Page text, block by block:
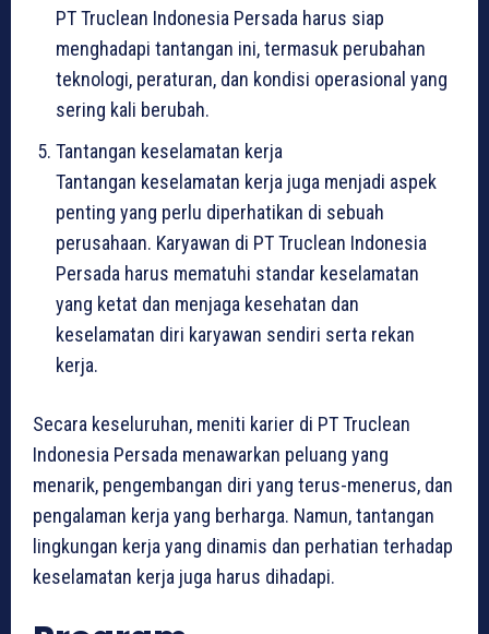
PT Truclean Indonesia Persada harus siap
menghadapi tantangan ini, termasuk perubahan
teknologi, peraturan, dan kondisi operasional yang
sering kali berubah.
Tantangan keselamatan kerja
Tantangan keselamatan kerja juga menjadi aspek
penting yang perlu diperhatikan di sebuah
perusahaan. Karyawan di PT Truclean Indonesia
Persada harus mematuhi standar keselamatan
yang ketat dan menjaga kesehatan dan
keselamatan diri karyawan sendiri serta rekan
kerja.
Secara keseluruhan, meniti karier di PT Truclean
Indonesia Persada menawarkan peluang yang
menarik, pengembangan diri yang terus-menerus, dan
pengalaman kerja yang berharga. Namun, tantangan
lingkungan kerja yang dinamis dan perhatian terhadap
keselamatan kerja juga harus dihadapi.